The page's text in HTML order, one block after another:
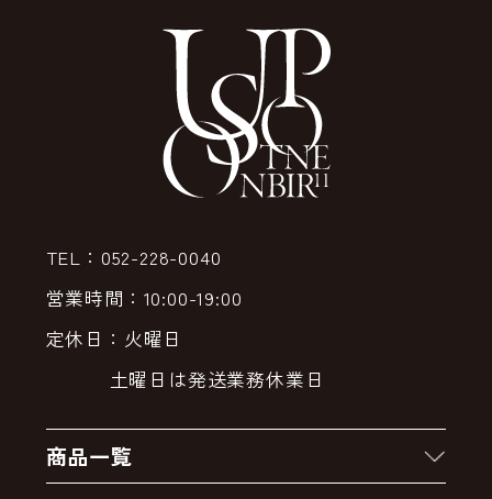
TEL：052-228-0040
営業時間：10:00-19:00
定休日：火曜日
土曜日は発送業務休業日
商品一覧